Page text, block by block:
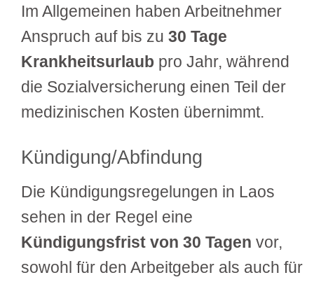
Im Allgemeinen haben Arbeitnehmer
Anspruch auf bis zu 30 Tage
Krankheitsurlaub pro Jahr, während
die Sozialversicherung einen Teil der
medizinischen Kosten übernimmt.
Kündigung/Abfindung
Die Kündigungsregelungen in Laos
sehen in der Regel eine
Kündigungsfrist von 30 Tagen vor,
sowohl für den Arbeitgeber als auch für